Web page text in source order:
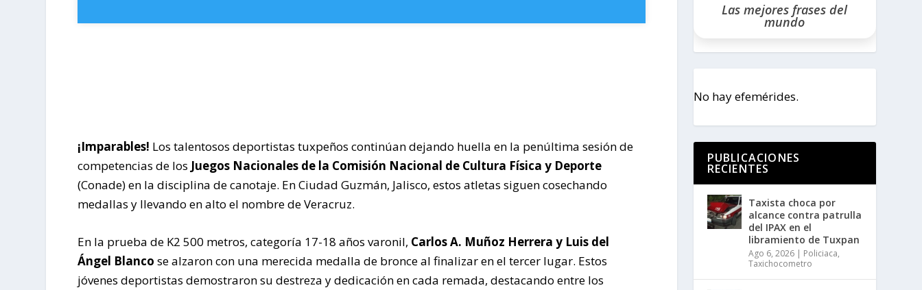
¡Imparables! Los talentosos deportistas tuxpeños continúan dejando huella en la penúltima sesión de
competencias de los Juegos Nacionales de la Comisión Nacional de Cultura Física y Deporte
(Conade) en la disciplina de canotaje. En Ciudad Guzmán, Jalisco, estos atletas siguen cosechando
medallas y llevando en alto el nombre de Veracruz.
En la prueba de K2 500 metros, categoría 17-18 años varonil, Carlos A. Muñoz Herrera y Luis del
Ángel Blanco se alzaron con una merecida medalla de bronce al finalizar en el tercer lugar. Estos
jóvenes deportistas demostraron su destreza y dedicación en cada remada, destacando entre los
Las mejores frases del
mundo
No hay efemérides.
PUBLICACIONES
RECIENTES
Taxista choca por
alcance contra patrulla
del IPAX en el
libramiento de Tuxpan
Ago 6, 2026| Policiaca,
Taxichocometro